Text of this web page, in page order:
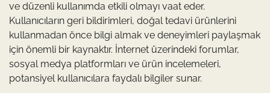
ve düzenli kullanımda etkili olmayı vaat eder.
Kullanıcıların geri bildirimleri, doğal tedavi ürünlerini
kullanmadan önce bilgi almak ve deneyimleri paylaşmak
için önemli bir kaynaktır. İnternet üzerindeki forumlar,
sosyal medya platformları ve ürün incelemeleri,
potansiyel kullanıcılara faydalı bilgiler sunar.